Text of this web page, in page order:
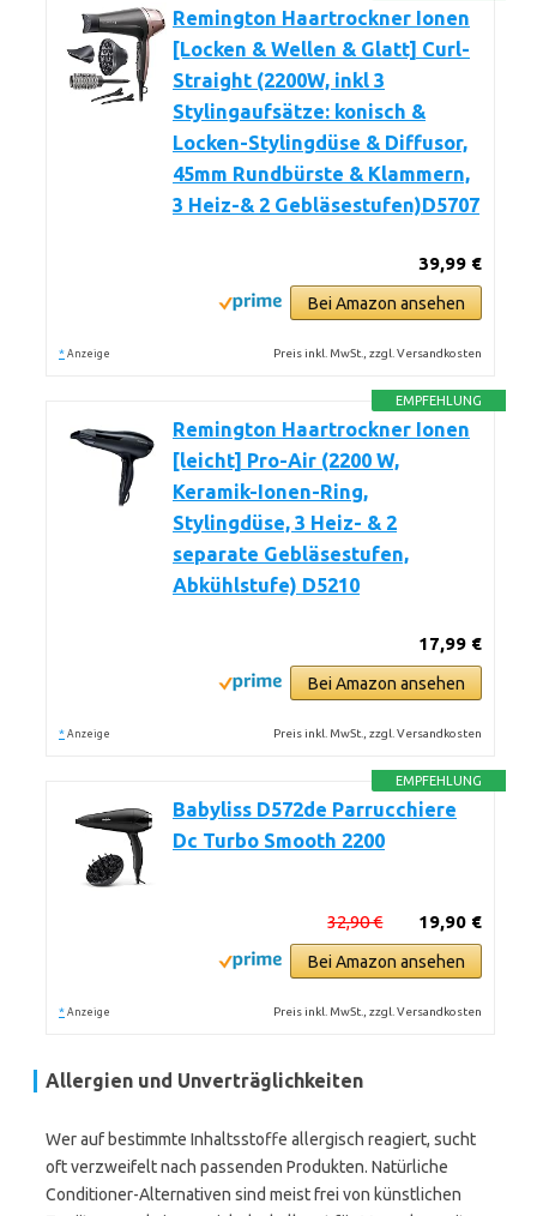
Remington Haartrockner Ionen
[Locken & Wellen & Glatt] Curl-
Straight (2200W, inkl 3
Stylingaufsätze: konisch &
Locken-Stylingdüse & Diffusor,
45mm Rundbürste & Klammern,
3 Heiz-& 2 Gebläsestufen)D5707
39,99 €
Bei Amazon ansehen
* Anzeige Preis inkl. MwSt., zzgl. Versandkosten
EMPFEHLUNG
Remington Haartrockner Ionen
[leicht] Pro-Air (2200 W,
Keramik-Ionen-Ring,
Stylingdüse, 3 Heiz- & 2
separate Gebläsestufen,
Abkühlstufe) D5210
17,99 €
Bei Amazon ansehen
* Anzeige Preis inkl. MwSt., zzgl. Versandkosten
EMPFEHLUNG
Babyliss D572de Parrucchiere
Dc Turbo Smooth 2200
19,90 €
32,90 €
Bei Amazon ansehen
* Anzeige Preis inkl. MwSt., zzgl. Versandkosten
Allergien und Unverträglichkeiten
Wer auf bestimmte Inhaltsstoffe allergisch reagiert, sucht
oft verzweifelt nach passenden Produkten. Natürliche
Conditioner-Alternativen sind meist frei von künstlichen